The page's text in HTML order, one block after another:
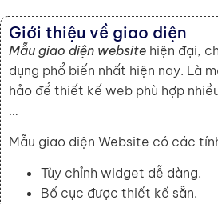
Giới thiệu về giao diện
Mẫu giao diện website hiện đại,
dụng phổ biến nhất hiện nay. Là
hảo để thiết kế web phù hợp
…
Mẫu giao diện Website có các
Tùy chỉnh widget dễ dàng.
Bố cục được thiết kế sẵn.